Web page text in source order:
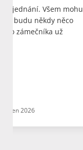
a jednání. Všem
budu někdy něco
zámečníka už
leden 2026